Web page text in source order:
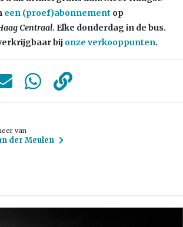
een (proef)abonnement op
Centraal. Elke donderdag in de bus.
bij onze verkooppunten.
van
der Meulen